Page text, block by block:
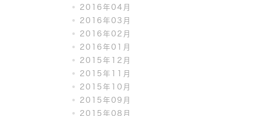
2016年04月
2016年03月
2016年02月
2016年01月
2015年12月
2015年11月
2015年10月
2015年09月
2015年08月